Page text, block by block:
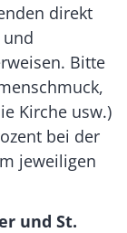
direkt
Bitte
Kirche usw.)
bei der
jeweiligen
und St.